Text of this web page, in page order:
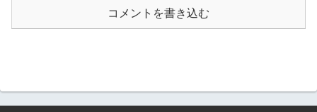
コメントを書き込む